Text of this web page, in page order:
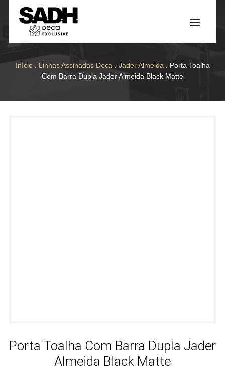
Início. Linhas Assinadas Deca Jader Almeida . Porta Toalha
Com Barra Dupla Jader Almeida Black Matte
Porta Toalha Com Barra Dupla Jader
Almeida Black Matte